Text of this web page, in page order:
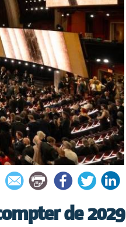
de 2029